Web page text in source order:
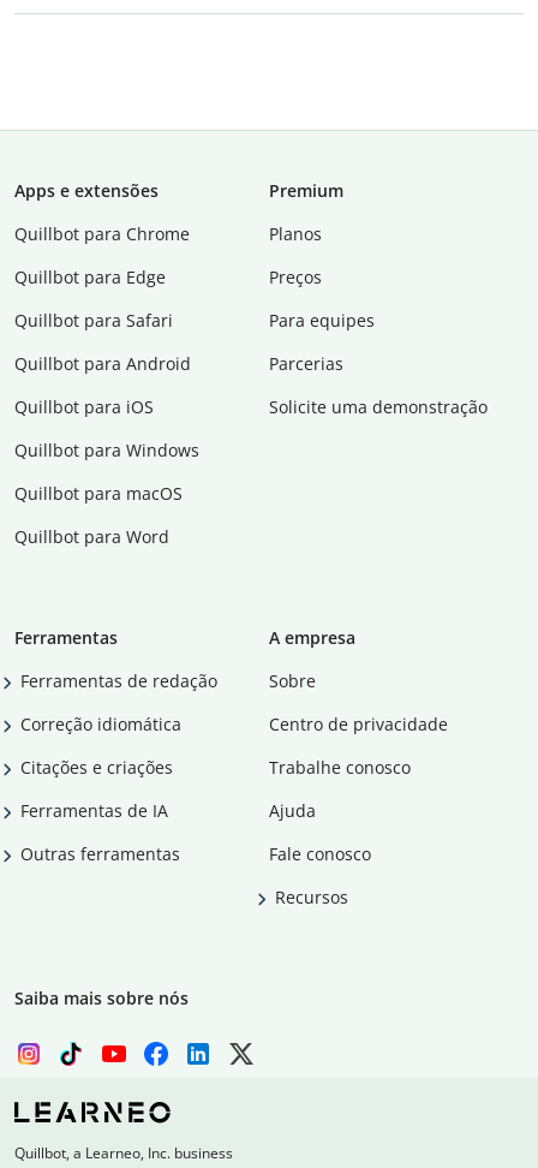
Apps e extensões
Quillbot para Chrome
Quillbot para Edge
Quillbot para Safari
Quillbot para Android
Quillbot para iOS
Quillbot para Windows
Quillbot para macOS
Quillbot para Word
Premium
Planos
Preços
Para equipes
Parcerias
Solicite uma demonstração
Ferramentas
Ferramentas de redação
Correção idiomática
Citações e criações
Ferramentas de IA
Outras ferramentas
A empresa
Sobre
Centro de privacidade
Trabalhe conosco
Ajuda
Fale conosco
Recursos
Saiba mais sobre nós
Quillbot, a Learneo, Inc. business